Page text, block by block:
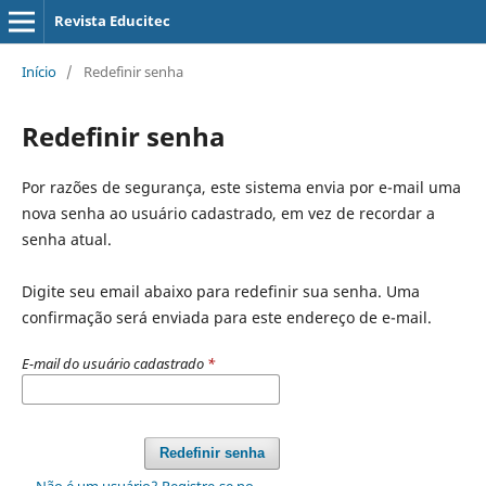
Revista Educitec
Início / Redefinir senha
Redefinir senha
Por razões de segurança, este sistema envia por e-mail uma
nova senha ao usuário cadastrado, em vez de recordar a
senha atual.
Digite seu email abaixo para redefinir sua senha. Uma
confirmação será enviada para este endereço de e-mail.
E-mail do usuário cadastrado *
Redefinir senha